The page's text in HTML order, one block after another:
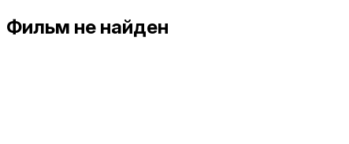
Фильм не найден